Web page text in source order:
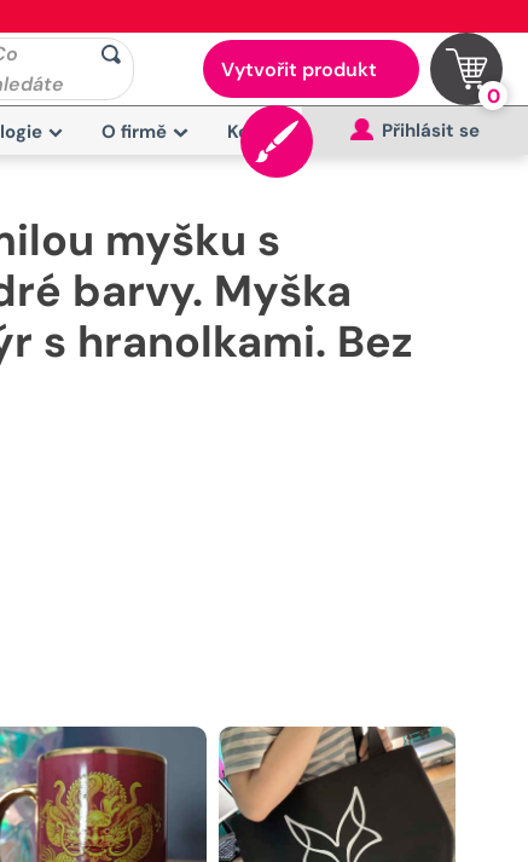
Vytvořit produkt
0
O firmě Kontakt Přihlásit se
myšku s
barvy. Myška
s hranolkami. Bez